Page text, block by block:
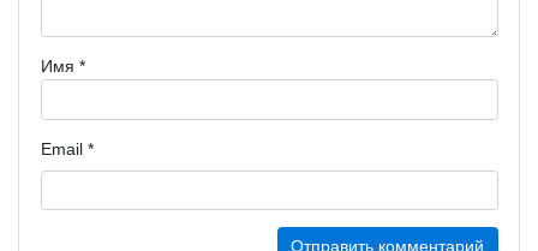
Имя *
Email *